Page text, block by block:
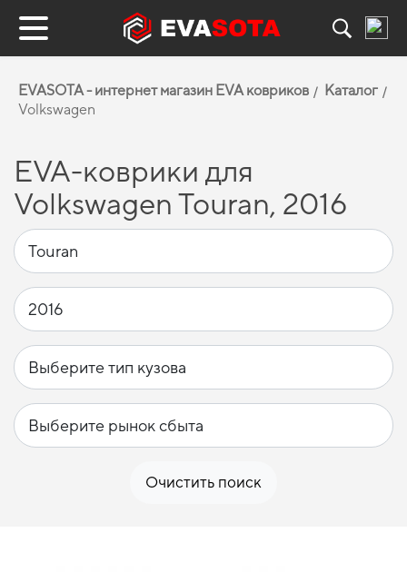
EVASOTA - интернет магазин EVA ковриков
Каталог
Volkswagen
EVA-коврики для
Volkswagen Touran, 2016
Очистить поиск